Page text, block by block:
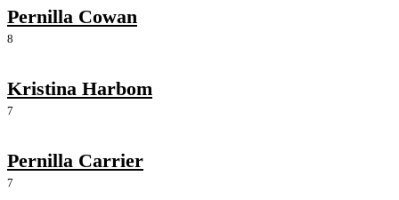
Pernilla Cowan
8
Kristina Harbom
7
Pernilla Carrier
7